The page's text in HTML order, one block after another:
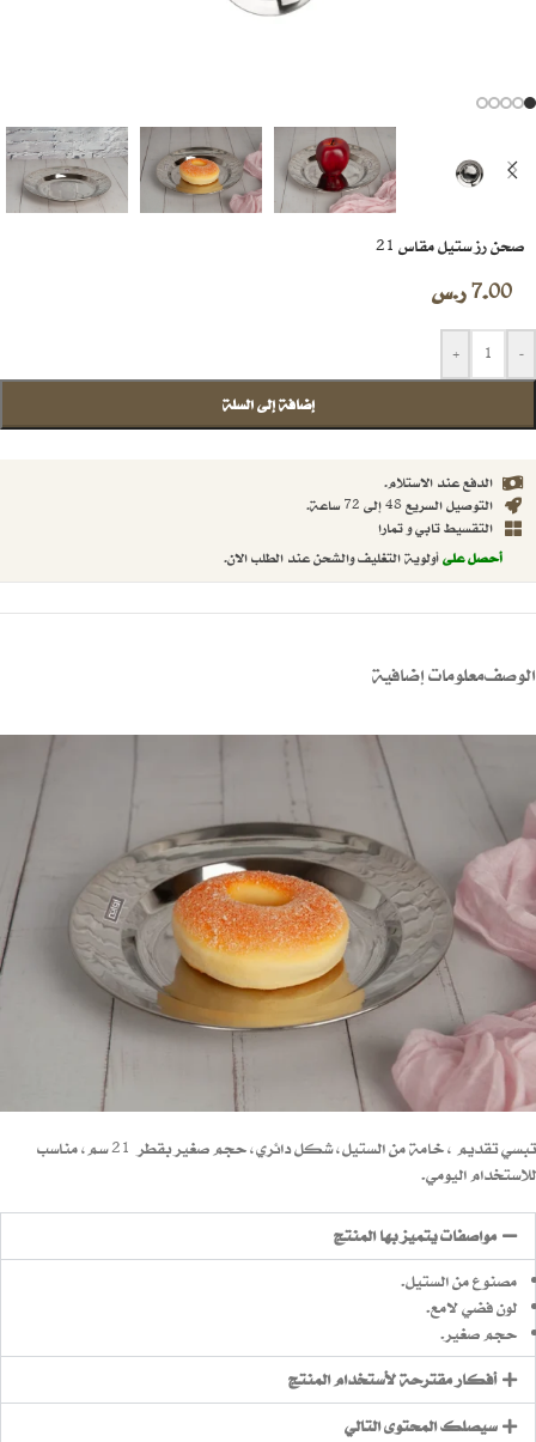
صحن رز ستيل مقاس 21
7.00ر.س
-
+
إضافة إلى السلة
الدفع عند الاستلام.
التوصيل السريع 48 إلى 72 ساعة.
التقسيط تابي و تمارا
أحصل علىأولوية التغليف والشحن عند الطلب الان.
الوصفمعلومات إضافية
تبسي تقديم ، خامة من الستيل، شكل دائري، حجم صغير بقطر 21 سم، مناسب
للاستخدام اليومي.
مواصفات يتميز بها المنتج
مصنوع من الستيل.
لون فضي لامع.
حجم صغير.
أفكار مقترحة لأستخدام المنتج
سيصلك المحتوى التالي